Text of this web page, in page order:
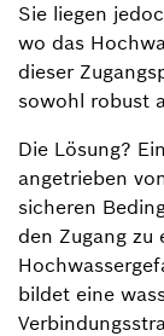
Sie liegen
wo das
dieser
sowohl robust
Die Lösung?
angetrieben
sicheren
den Zugang zu
bildet eine